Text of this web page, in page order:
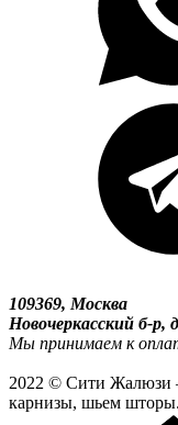
109369, Москва
Новочеркасский б-р,
Мы принимаем к
2022 © Сити Жалюзи
карнизы, шьем